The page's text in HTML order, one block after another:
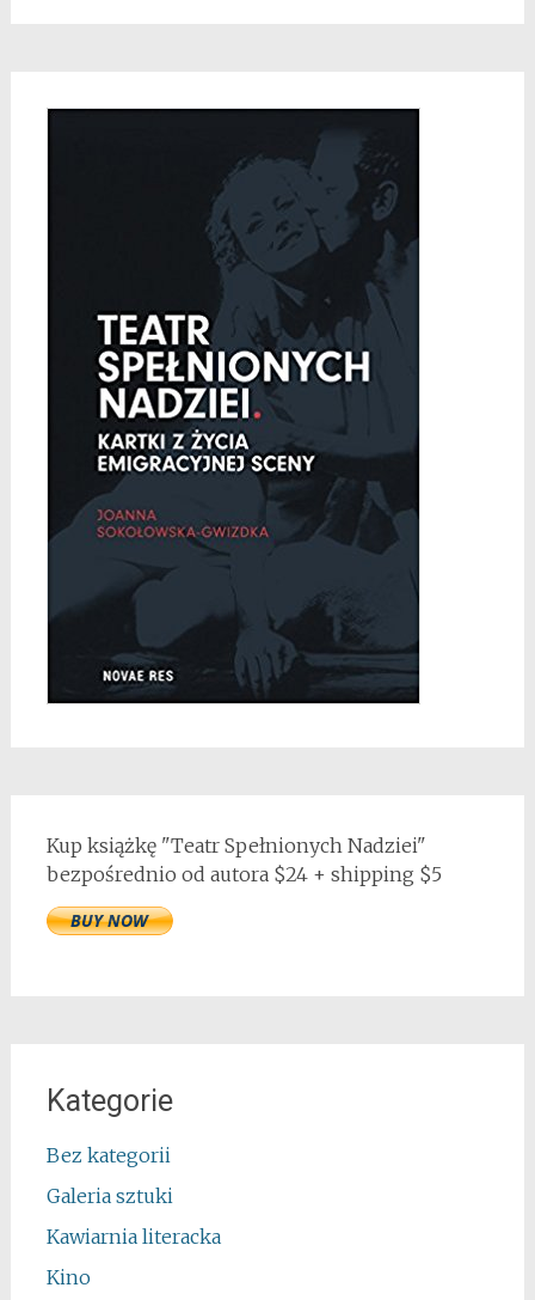
Kup książkę "Teatr Spełnionych Nadziei"
bezpośrednio od autora $24 + shipping $5
Kategorie
Bez kategorii
Galeria sztuki
Kawiarnia literacka
Kino